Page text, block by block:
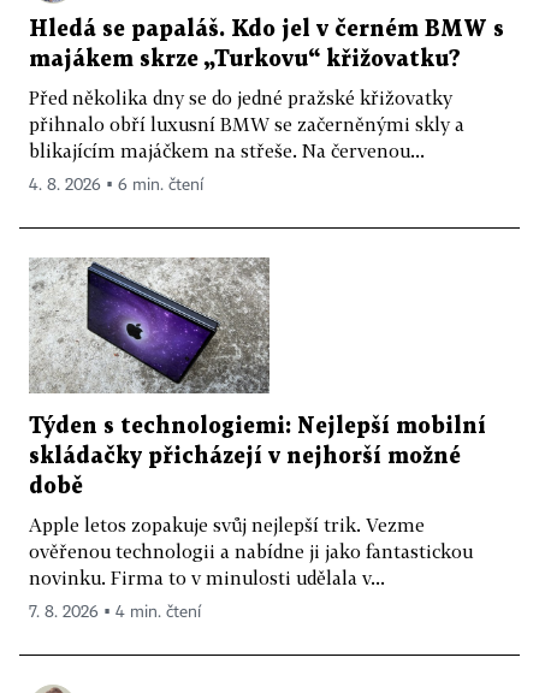
Hledá se papaláš. Kdo jel v černém BMW s
majákem skrze „Turkovu“ křižovatku?
Před několika dny se do jedné pražské křižovatky
přihnalo obří luxusní BMW se začerněnými skly a
blikajícím majáčkem na střeše. Na červenou...
4. 8. 2026 ▪ 6 min. čtení
Týden s technologiemi: Nejlepší mobilní
skládačky přicházejí v nejhorší možné
době
Apple letos zopakuje svůj nejlepší trik. Vezme
ověřenou technologii a nabídne ji jako fantastickou
novinku. Firma to v minulosti udělala v...
7. 8. 2026 ▪ 4 min. čtení